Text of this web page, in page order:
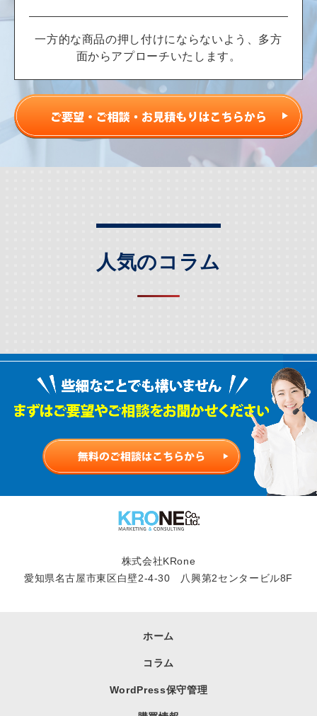
一方的な商品の押し付けにならないよう、多方
面からアプローチいたします。
人気のコラム
株式会社KRone
愛知県名古屋市東区白壁2-4-30 八興第2センタービル8F
ホーム
コラム
WordPress保守管理